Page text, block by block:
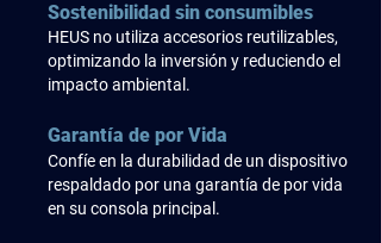
Sostenibilidad sin consumibles
HEUS no utiliza accesorios reutilizables,
optimizando la inversión y reduciendo el
impacto ambiental.
Garantía de por Vida
Confíe en la durabilidad de un dispositivo
respaldado por una garantía de por vida
en su consola principal.